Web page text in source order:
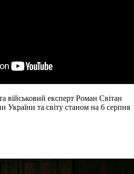
військовий експерт Роман Світан
України та світу станом на 6 серпня